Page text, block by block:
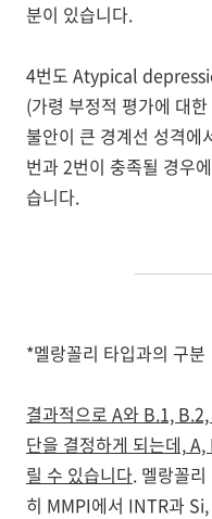
분이 있습니다.
4번도 Atypical
(가령 부정적 평가에 대
불안이 큰 경계선 성격에
번과2번이 충족될 경우
습니다.
*멜랑꼴리 타입과의 구분
결과적으로 A와 B.1, B.2,
단을 결정하게 되는데,A,
릴 수 있습니다. 멜랑꼴
히 MMPI에서 INTR과